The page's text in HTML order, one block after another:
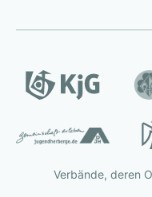
Verbände, deren